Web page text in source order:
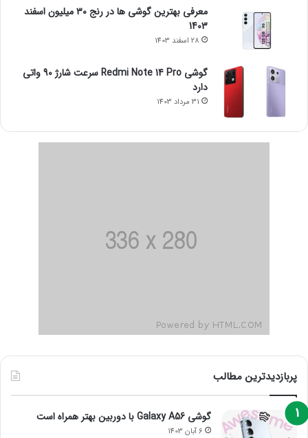
معرفی بهترین گوشی ها در رنج ۳۰ میلیون اسفند
1403
28 اسفند 1403
گوشی Redmi Note 14 Pro سرعت شارژ 90 واتی
دارد
31 مرداد 1403
پربازدیدترین مطالب
گوشی Galaxy A56 با دوربین بهتر همراه است
6 آبان 1403